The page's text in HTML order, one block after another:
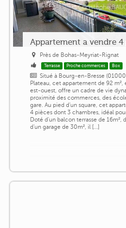
Appartement a vendre 4
Près de Bohas-Meyriat-Rignat
Terrasse Proche commerces Box
Situé à Bourg-en-Bresse
Plateau, cet appartement de 92
est-ouest, offre un cadre de vie
proximité des commerces, des
gare. Au pied d'un square, cet
4 pièces dont 3 chambres, idéal
Doté d'un balcon terrasse de 16m²,
d'un garage de 30m², il [...]